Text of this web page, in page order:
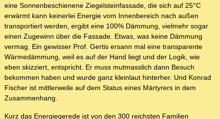
eine Sonnenbeschienene Ziegelsteinfassade, die sich auf 25°C
erwärmt kann keinerlei Energie vom Innenbereich nach außen
transportiert werden, ergibt eine 100% Dämmung, vielmehr sogar
einen Zugewinn über die Fassade. Etwas, was keine Dämmung
vermag. Ein gewisser Prof. Gertis ersann mal eine transparente
Wärmedämmung, weil es auf der Hand liegt und der Logik, wie
eben skizziert, entspricht. Er muss mutmasslich dann Besuch
bekommen haben und wurde ganz kleinlaut hinterher. Und Konrad
Fischer ist mittlerweile auf dem Status eines Märtyrers in dem
Zusammenhang.
Kurz das Energiegerede ist von den 300 reichsten Familien